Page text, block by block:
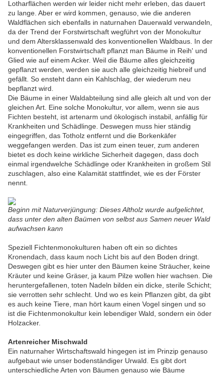
Lotharflächen werden wir leider nicht mehr erleben, das dauert
zu lange. Aber er wird kommen, genauso, wie die anderen
Waldflächen sich ebenfalls in naturnahen Dauerwald verwandeln,
da der Trend der Forstwirtschaft wegführt von der Monokultur
und dem Altersklassenwald des konventionellen Waldbaus. In der
konventionellen Forstwirtschaft pflanzt man Bäume in Reih' und
Glied wie auf einem Acker. Weil die Bäume alles gleichzeitig
gepflanzt werden, werden sie auch alle gleichzeitig hiebreif und
gefällt. So ensteht dann ein Kahlschlag, der wiederum neu
bepflanzt wird.
Die Bäume in einer Waldabteilung sind alle gleich alt und von der
gleichen Art. Eine solche Monokultur, vor allem, wenn sie aus
Fichten besteht, ist artenarm und ökologisch instabil, anfällig für
Krankheiten und Schädlinge. Deswegen muss hier ständig
eingegriffen, das Totholz entfernt und die Borkenkäfer
weggefangen werden. Das ist zum einen teuer, zum anderen
bietet es doch keine wirkliche Sicherheit dagegen, dass doch
einmal irgendwelche Schädlinge oder Krankheiten in großem Stil
zuschlagen, also eine Kalamität stattfindet, wie es der Förster
nennt.
Beginn mit Naturverjüngung: Dieses Altholz wurde aufgelichtet,
dass unter den alten Baümen von selbst aus Samen neuer Wald
aufwachsen kann
Speziell Fichtenmonokulturen haben oft ein so dichtes
Kronendach, dass kaum noch Licht bis auf den Boden dringt.
Deswegen gibt es hier unter den Bäumen keine Sträucher, keine
Kräuter und keine Gräser, ja kaum Pilze wollen hier wachsen. Die
heruntergefallenen, toten Nadeln bilden ein dicke, sterile Schicht;
sie verrotten sehr schlecht. Und wo es kein Pflanzen gibt, da gibt
es auch keine Tiere, man hört kaum einen Vogel singen und so
ist die Fichtenmonokultur kein lebendiger Wald, sondern ein öder
Holzacker.
Artenreicher Mischwald
Ein naturnaher Wirtschaftswald hingegen ist im Prinzip genauso
aufgebaut wie unser bodenständiger Urwald. Es gibt dort
unterschiedliche Arten von Bäumen genauso wie Bäume